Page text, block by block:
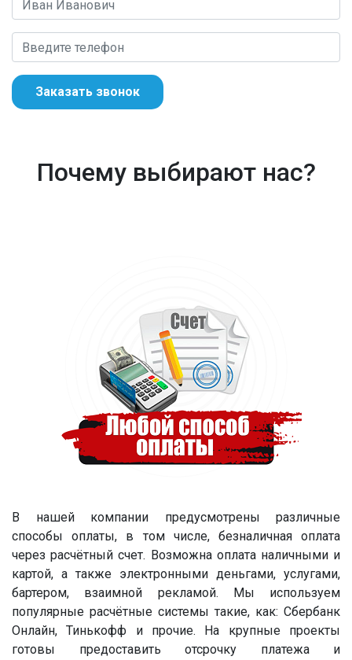
Заказать звонок
Почему выбирают нас?
В нашей компании предусмотрены различные
способы оплаты, в том числе, безналичная оплата
через расчётный счет. Возможна оплата наличными и
картой, а также электронными деньгами, услугами,
бартером, взаимной рекламой. Мы используем
популярные расчётные системы такие, как: Сбербанк
Онлайн, Тинькофф и прочие. На крупные проекты
готовы предоставить отсрочку платежа и